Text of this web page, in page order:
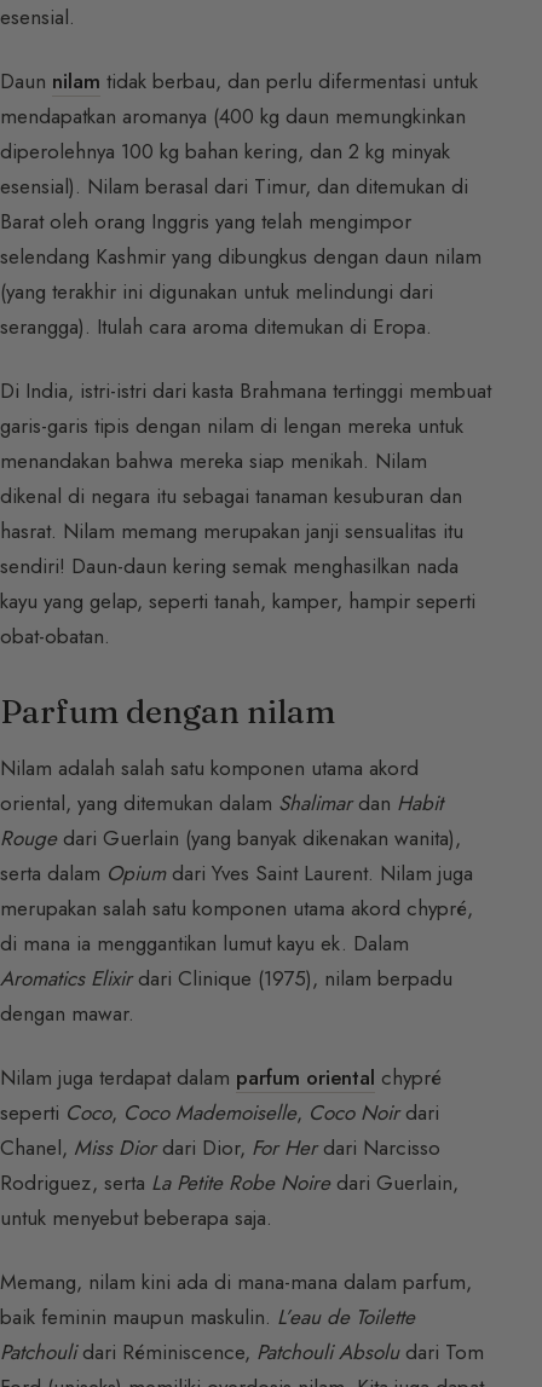
esensial.
Daun nilam tidak berbau, dan perlu difermentasi untuk
mendapatkan aromanya (400 kg daun memungkinkan
diperolehnya 100 kg bahan kering, dan 2 kg minyak
esensial). Nilam berasal dari Timur, dan ditemukan di
Barat oleh orang Inggris yang telah mengimpor
selendang Kashmir yang dibungkus dengan daun nilam
(yang terakhir ini digunakan untuk melindungi dari
serangga). Itulah cara aroma ditemukan di Eropa.
Di India, istri-istri dari kasta Brahmana tertinggi membuat
garis-garis tipis dengan nilam di lengan mereka untuk
menandakan bahwa mereka siap menikah. Nilam
dikenal di negara itu sebagai tanaman kesuburan dan
hasrat. Nilam memang merupakan janji sensualitas itu
sendiri! Daun-daun kering semak menghasilkan nada
kayu yang gelap, seperti tanah, kamper, hampir seperti
obat-obatan.
Parfum dengan nilam
Nilam adalah salah satu komponen utama akord
oriental, yang ditemukan dalam Shalimardan Habit
Rougedari Guerlain (yang banyak dikenakan wanita),
serta dalam Opiumdari Yves Saint Laurent. Nilam juga
merupakan salah satu komponen utama akord chypré,
di mana ia menggantikan lumut kayu ek. Dalam
Aromatics Elixirdari Clinique (1975), nilam berpadu
dengan mawar.
Nilam juga terdapat dalam parfum oriental chypré
seperti Coco, Coco Mademoiselle, Coco Noirdari
Chanel, Miss Diordari Dior, For Herdari Narcisso
Rodriguez, serta La Petite Robe Noiredari Guerlain,
untuk menyebut beberapa saja.
Memang, nilam kini ada di mana-mana dalam parfum,
baik feminin maupun maskulin. L’eau de Toilette
Patchoulidari Réminiscence, Patchouli Absoludari Tom